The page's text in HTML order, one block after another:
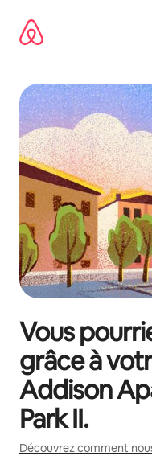
directement
Vous
grâce à
Addison
Park II.
Découvrez comment